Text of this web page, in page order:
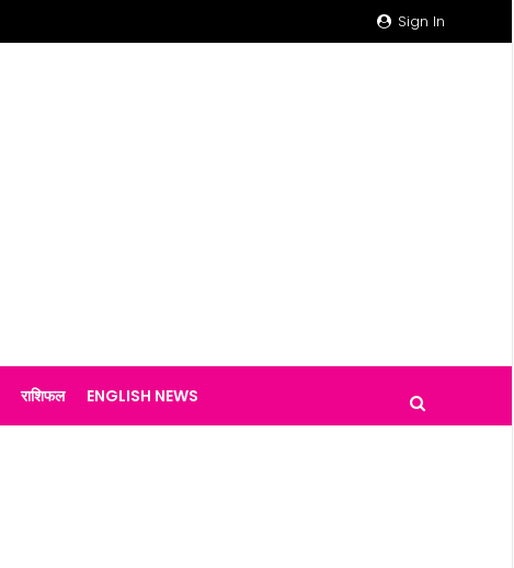
Sign In
राशिफल ENGLISH NEWS